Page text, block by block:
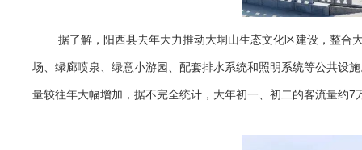
据了解，阳西县去年大力推动大垌山生态文化区建设，整合
场、绿廊喷泉、绿意小游园、配套排水系统和照明系统等公共设
量较往年大幅增加，据不完全统计，大年初一、初二的客流量约7